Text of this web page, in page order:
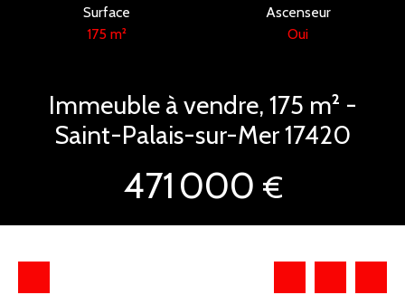
Surface
175m²
Ascenseur
Oui
Immeuble à vendre, 175 m² -
Saint-Palais-sur-Mer 17420
471 000 €